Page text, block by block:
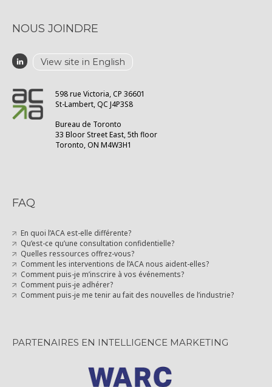
NOUS JOINDRE
View site in English
598 rue Victoria, CP 36601
St-Lambert, QC J4P3S8
Bureau de Toronto
33 Bloor Street East, 5th floor
Toronto, ON M4W3H1
FAQ
En quoi l’ACA est-elle différente?
Qu’est-ce qu’une consultation confidentielle?
Quelles ressources offrez-vous?
Comment les interventions de l’ACA nous aident-elles?
Comment puis-je m’inscrire à vos événements?
Comment puis-je adhérer?
Comment puis-je me tenir au fait des nouvelles de l’industrie?
PARTENAIRES EN INTELLIGENCE MARKETING